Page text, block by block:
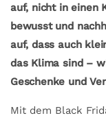
auf, nicht in einen
bewusst und
auf, dass auch
das Klima sind –
Geschenke und
Mit dem Black